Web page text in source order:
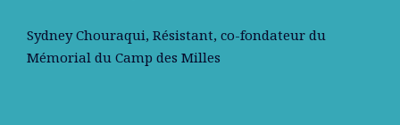
Sydney Chouraqui, Résistant, co-fondateur du
Mémorial du Camp des Milles